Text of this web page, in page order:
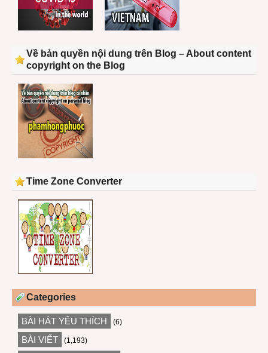
Về bản quyền nội dung trên Blog – About content
copyright on the Blog
Time Zone Converter
Categories
BÀI HÁT YÊU THÍCH (6)
BÀI VIẾT (1,193)